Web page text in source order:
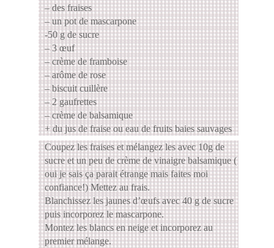
– des fraises
– un pot de mascarpone
-50 g de sucre
– 3 œuf
– crème de framboise
– arôme de rose
– biscuit cuillère
– 2 gaufrettes
– crème de balsamique
+ du jus de fraise ou eau de fruits baies sauvages
Coupez les fraises et mélangez les avec 10g de
sucre et un peu de crème de vinaigre balsamique (
oui je sais ça parait étrange mais faites moi
confiance!) Mettez au frais.
Blanchissez les jaunes d’œufs avec 40 g de sucre
puis incorporez le mascarpone.
Montez les blancs en neige et incorporez au
premier mélange.